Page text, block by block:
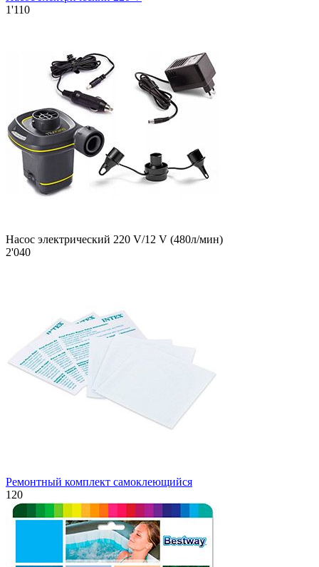
1'110
Насос электрический 220 V/12 V (480л/мин)
2'040
Ремонтный комплект самоклеющийся
120